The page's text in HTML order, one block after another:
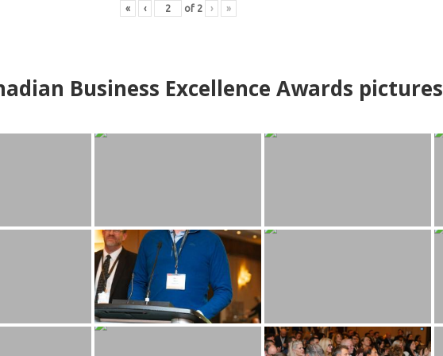
« ‹ of 2 › »
Business Excellence Awards pictures